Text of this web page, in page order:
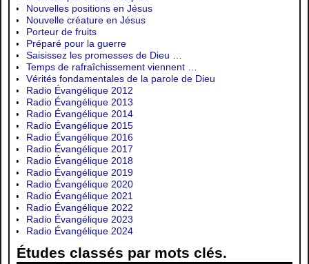
Nouvelles positions en Jésus
Nouvelle créature en Jésus
Porteur de fruits
Préparé pour la guerre
Saisissez les promesses de Dieu …
Temps de rafraîchissement viennent …
Vérités fondamentales de la parole de Dieu
Radio Évangélique 2012
Radio Évangélique 2013
Radio Évangélique 2014
Radio Évangélique 2015
Radio Évangélique 2016
Radio Évangélique 2017
Radio Évangélique 2018
Radio Évangélique 2019
Radio Évangélique 2020
Radio Évangélique 2021
Radio Évangélique 2022
Radio Évangélique 2023
Radio Évangélique 2024
Études classés par mots clés.